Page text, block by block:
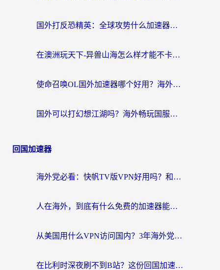
国外打反恐精英：全球攻势什么加速器好用？2026海外玩家国服游戏加速终极指南
在澳洲玩天下-异兽山海怎么样才能不卡？一份给南半球玩家的自救指南
使命召唤OL国外加速器哪个好用？海外玩家亲测的国服游戏加速终极指南
国外可以打幻想江湖吗？海外畅玩国服游戏的终极指南
回国加速器
海外党必看：快帆TV版VPN好用吗？和Easyback VPN对比哪个回国效果更好？附2026真实测评
人在海外，到底有什么免费的加速器能让我安心追剧打游戏？
从美国用什么VPN访问国内？3年海外党亲测：选对工具才能无缝刷B站、看腾讯视频
在比利时深夜刷不到B站？这份回国加速器避坑指南请收好